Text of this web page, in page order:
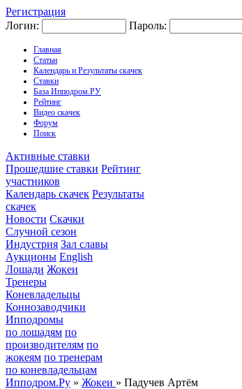
Регистрация
Логин:
Пароль:
Главная
Статьи
Календарь и Результаты скачек
Ставки
База Ипподром.РУ
Рейтинг
Видео скачек
Форум
Поиск
Активные ставки
Прошедшие ставки Рейтинг
участников
Календарь скачек Результаты
скачек
Новости Скачки
Случной сезон
Индустрия Зал славы
Аукционы English
Лошади Жокеи
Тренеры
Коневладельцы
Коннозаводчики
Ипподромы
по лошадям по
производителям по
жокеям по тренерам
по коневладельцам
Ипподром.Ру » Жокеи » Падучев Артём